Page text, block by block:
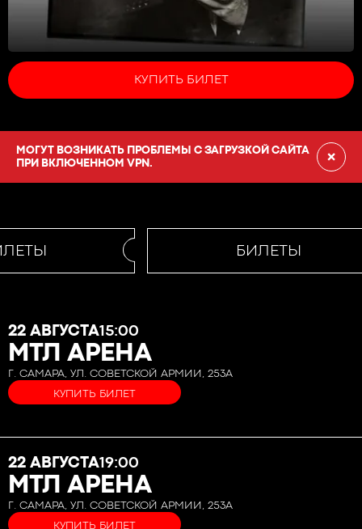
КУПИТЬ БИЛЕТ
МОГУТ ВОЗНИКАТЬ ПРОБЛЕМЫ С ЗАГРУЗКОЙ САЙТА
ПРИ ВКЛЮЧЕННОМ VPN.
×
БИЛЕТЫ
22 АВГУСТА15:00
МТЛ АРЕНА
Г. САМАРА, УЛ. СОВЕТСКОЙ АРМИИ, 253А
КУПИТЬ БИЛЕТ
22 АВГУСТА19:00
МТЛ АРЕНА
Г. САМАРА, УЛ. СОВЕТСКОЙ АРМИИ, 253А
КУПИТЬ БИЛЕТ